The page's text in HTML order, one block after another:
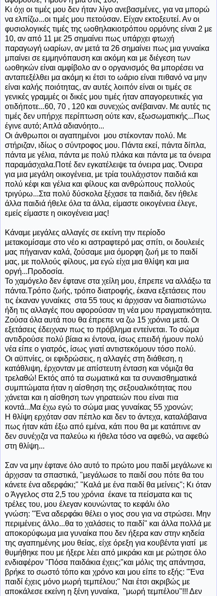
Κι όχι οι τιμές μου δεν ήταν λίγο ανεβασμένες, για να μπορώ
να ελπίζω...οι τιμές μου πετούσαν. Είχαν εκτοξευτεί. Αν οι
φυσιολογικές τιμές της ωοθηλακιοτρόπου ορμόνης είναι 2 με
10, αν από 11 με 25 σημαίνει πως υπάρχει φτωχή
παραγωγή ωαρίων, αν μετά τα 26 σημαίνει πως μια γυναίκα
μπαίνει σε εμμηνόπαυση και ακόμη και με διέγεση των
ωοθηκών είναι αμφίβολο αν ο οργανισμός θα μπορέσει να
ανταπεξέλθει μα ακόμη κι έτσι το ωάριο είναι πιθανό να μην
είναι καλής ποιότητας, αν αυτές λοιπόν είναι οι τιμές σε
γενικές γραμμές οι δικές μου τιμές ήταν απαγορευτικές για
οτιδήποτε...60, 70 , 120 και συνεχώς ανέβαιναν. Με αυτές τις
τιμές δεν υπήρχε περίπτωση ούτε καν, εξωσωματικής...Πως
έγινε αυτό; Απλά αδιανόητο...
Οι άνθρωποι οι αγαπημένοι μου στέκονταν πολύ. Με
στήριζαν, ιδίως ο σύντροφος μου. Πάντα εκεί, πάντα δίπλα,
πάντα με γέλια, πάντα με πολύ πλάκα και πάντα με τα όνειρα
παραμάσχαλα.Ποτέ δεν εγκατέλειψε τα όνειρα μας. Όνειρα
για μια μεγάλη οικογένεια, με τρία τουλάχιστον παιδιά και
πολύ κέφι και γέλια και φίλους και ανθρώπους πολλούς
τριγύρω...Στα πολύ δύσκολα ξέχασε τα παιδιά, δεν ήθελε
άλλα παιδιά ήθελε όλα τα άλλα, είμαστε οικογένεια έλεγε,
εμείς είμαστε η οικογένεια μας!
Κάναμε μεγάλες αλλαγές σε εκείνη την περίοδο
μετακομίσαμε στο νέο κι αστραφτερό μας σπίτι, οι δουλειές
μας πήγαιναν καλά, ζούσαμε μια όμορφη ζωή με το παιδί
μας, με πολλούς φίλους, μα εγώ είχα μια θλίψη και μια
οργή...Προδοσία.
Το χαμόγελο δεν έφτανε στα χείλη μου, έπρεπε να αλλάξω τα
πάντα.Τρόπο ζωής, τρόπο διατροφής, έκανα εξετάσεις που
τις έκαναν γυναίκες στα 55 τους κι άρχισαν να διαπιστώνω
ήδη τις αλλαγές που αφορούσαν τη νέα μου πραγματικότητα.
Ζούσα όλα αυτά που θα έπρεπε να ζω 15 χρόνια μετά. Οι
εξετάσεις έδειχναν πως το πρόβλημα εντείνεται. Το σώμα
αντιδρούσε πολύ βίαια κι έντονα, ίσως επειδή ήμουν πολύ
νέα είπε ο γιατρός, ίσως γιατί αντιστεκόμουν τόσο πολύ.
Οι αϋπνίες, οι εφιδρώσεις, η αλλαγές στη διάθεση, η
κατάθλιψη, έρχονταν με απίστευτη ένταση και νόμιζα θα
τρελαθώ! Εκτός από τα σωματικά και τα συναισθηματικά
συμπτώματα ήταν η αίσθηση της σεξουαλικότητας που
χάνεται και η αίσθηση των γηρατειών που είναι πια
κοντά...Μα έχω εγώ το σώμα μιας γυναίκας 55 χρονών;
Η θλίψη ερχόταν σαν πέπλο και δεν το άντεχα, καταλάβαινα
πως ήταν κάτι έξω από εμένα, κάτι που θα με κατάπινε αν
δεν συνέχιζα να παλεύω κι ήθελα τόσο να αφεθώ, να αφεθώ
στη θλίψη...
Σαν να μην έφτανε όλο αυτό το πρώτο μου παιδί μεγάλωνε κι
άρχισαν τα σπαστικά, "μεγάλωσε το παιδί σου πότε θα του
κάνετε ένα αδερφάκι;" "Καλά με ένα παιδί θα μείνεις"; Κι όταν
ο Άγγελος στα 2,5 του χρόνια έκανε τα πείσματα και τις
τρέλες του, μου έλεγαν κουνώντας το κεφάλι όλο
γνώση: "Ένα αδερφάκι θέλει ο γιος σου για να στρώσει. Μην
περιμένεις άλλο...θα το χαλάσεις το παιδί" και άλλα πολλά με
αποκορύφωμα μια γυναίκα που δεν ήξερα καν στην κηδεία
της αγαπημένης μου θείας, είχε όρεξη για κουβέντα γιατί με
θυμήθηκε που με ήξερε λέει από μικράκι και με ρώτησε όλο
ενδιαφέρον "Πόσα παιδάκια έχεις;"και μόλις της απάντησα,
βρήκε το σωστό τόπο και χρόνο και μου είπε το εξής: "Ένα
παιδί έχεις μόνο μωρή τεμπέλου;" Ναι έτσι ακριβώς με
αποκάλεσε εκείνη η ξένη γυναίκα, "μωρή τεμπέλου"!!! Δεν